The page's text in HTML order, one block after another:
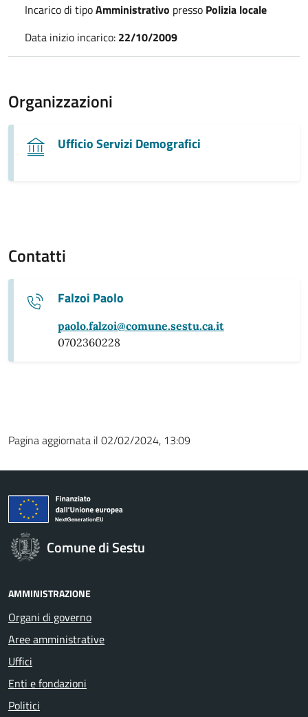
Incarico di tipoAmministrativo presso Polizia locale
Data inizio incarico: 22/10/2009
Organizzazioni
Ufficio Servizi Demografici
Contatti
Falzoi Paolo
paolo.falzoi@comune.sestu.ca.it
0702360228
Pagina aggiornata il 02/02/2024, 13:09
Comune di Sestu
AMMINISTRAZIONE
Organi di governo
Aree amministrative
Uffici
Enti e fondazioni
Politici